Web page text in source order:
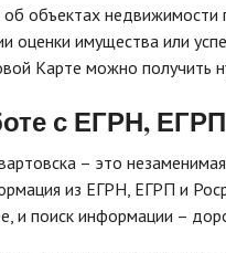
объектах недвижимости
оценки имущества или
Карте можно
с ЕГРН,
– это
из ЕГРН, ЕГРП и
и поиск информации –